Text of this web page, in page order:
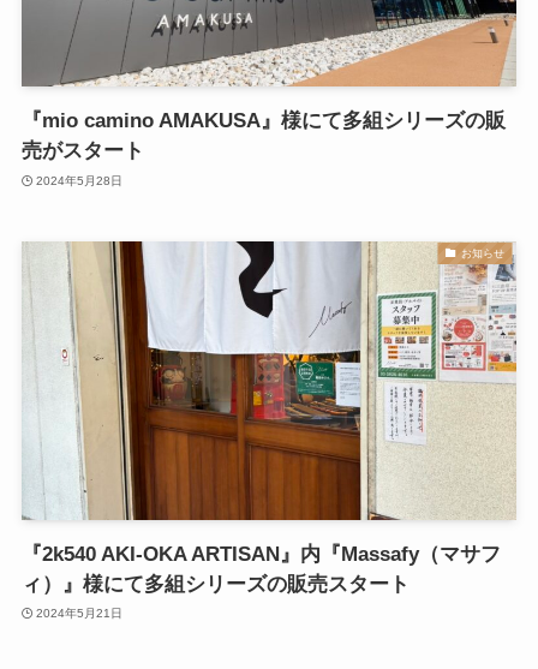
『mio camino AMAKUSA』様にて多組シリーズの販
売がスタート
2024年5月28日
お知らせ
『2k540 AKI-OKA ARTISAN』内『Massafy（マサフ
ィ）』様にて多組シリーズの販売スタート
2024年5月21日